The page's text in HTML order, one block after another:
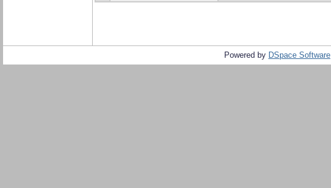
Powered by DSpace Software